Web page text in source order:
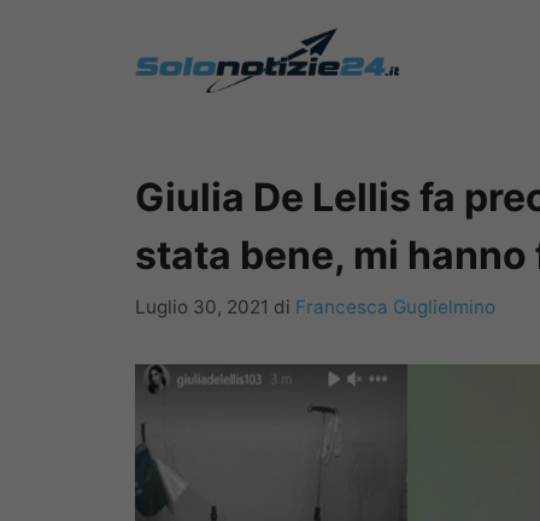
Giulia De Lellis fa
stata bene, mi
Luglio 30, 2021 di Francesca Guglielmino